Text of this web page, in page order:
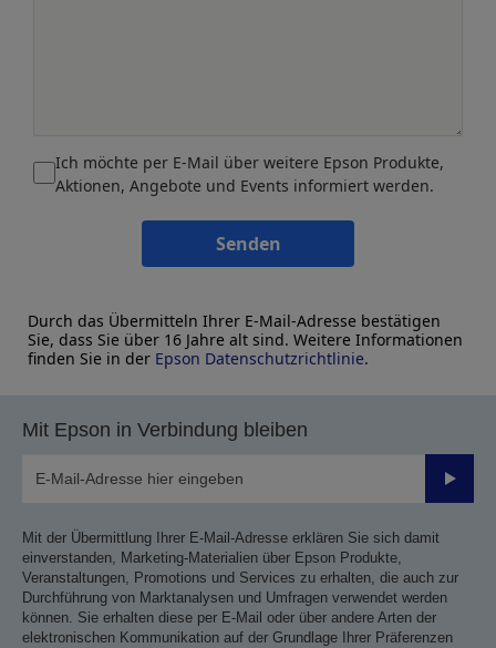
Ich möchte per E-Mail über weitere Epson Produkte,
Aktionen, Angebote und Events informiert werden.
Senden
Durch das Übermitteln Ihrer E-Mail-Adresse bestätigen
Sie, dass Sie über 16 Jahre alt sind. Weitere Informationen
finden Sie in der Epson Datenschutzrichtlinie.
Mit Epson in Verbindung bleiben
Mit der Übermittlung Ihrer E-Mail-Adresse erklären Sie sich damit
einverstanden, Marketing-Materialien über Epson Produkte,
Veranstaltungen, Promotions und Services zu erhalten, die auch zur
Durchführung von Marktanalysen und Umfragen verwendet werden
können. Sie erhalten diese per E-Mail oder über andere Arten der
elektronischen Kommunikation auf der Grundlage Ihrer Präferenzen